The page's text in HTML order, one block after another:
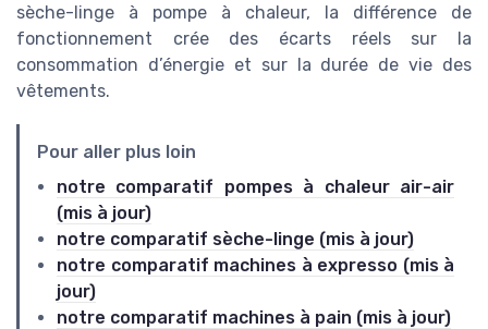
sèche-linge à pompe à chaleur, la différence de
fonctionnement crée des écarts réels sur la
consommation d’énergie et sur la durée de vie des
vêtements.
Pour aller plus loin
notre comparatif pompes à chaleur air-air
(mis à jour)
notre comparatif sèche-linge (mis à jour)
notre comparatif machines à expresso (mis à
jour)
notre comparatif machines à pain (mis à jour)